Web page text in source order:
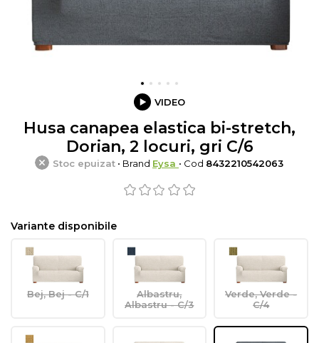
VIDEO
Husa canapea elastica bi-stretch,
Dorian, 2 locuri, gri C/6
Stoc epuizat • Brand Eysa • Cod 8432210542063
Variante disponibile
Bej, Bej - C/1
Albastru,
Albastru - C/3
Verde, Verde -
C/4